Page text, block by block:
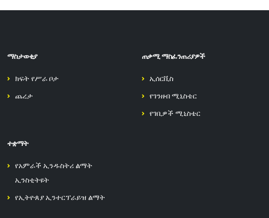
ማስታወቂያ
ክፍት የሥራ ቦታ
ጨረታ
ጠቃሚ ማስፈንጠሪያዎች
ኢሰርቪስ
የገንዘብ ሚኒስቴር
የገቢዎች ሚኒስቴር
ተቋማት
የአምራች ኢንዱስትሪ ልማት
ኢንስቲትዩት
የኢትዮጰያ ኢንተርፕራይዝ ልማት